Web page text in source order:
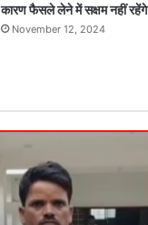
कारण फैसले लेने में सक्षम नहीं रहेंगे
November 12, 2024